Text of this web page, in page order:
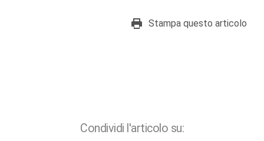
Stampa questo articolo
Condividi l'articolo su: